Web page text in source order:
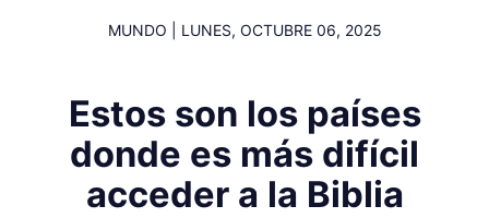
MUNDO LUNES, OCTUBRE 06, 2025
Estos son los países
donde es más difícil
acceder a la Biblia